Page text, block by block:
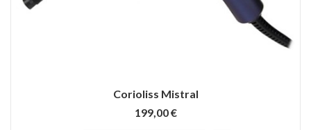
Corioliss Mistral
199,00 €